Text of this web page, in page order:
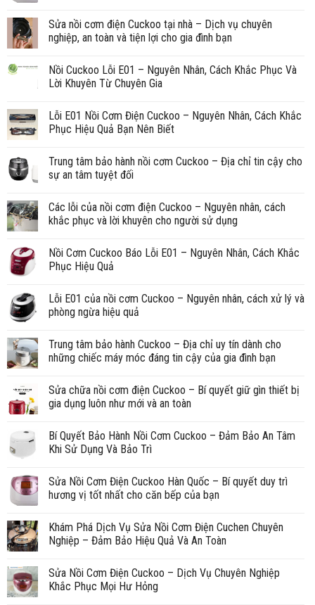
Sửa nồi cơm điện Cuckoo tại nhà – Dịch vụ chuyên
nghiệp, an toàn và tiện lợi cho gia đình bạn
Nồi Cuckoo Lỗi E01 – Nguyên Nhân, Cách Khắc Phục Và
Lời Khuyên Từ Chuyên Gia
Lỗi E01 Nồi Cơm Điện Cuckoo – Nguyên Nhân, Cách Khắc
Phục Hiệu Quả Bạn Nên Biết
Trung tâm bảo hành nồi cơm Cuckoo – Địa chỉ tin cậy cho
sự an tâm tuyệt đối
Các lỗi của nồi cơm điện Cuckoo – Nguyên nhân, cách
khắc phục và lời khuyên cho người sử dụng
Nồi Cơm Cuckoo Báo Lỗi E01 – Nguyên Nhân, Cách Khắc
Phục Hiệu Quả
Lỗi E01 của nồi cơm Cuckoo – Nguyên nhân, cách xử lý và
phòng ngừa hiệu quả
Trung tâm bảo hành Cuckoo – Địa chỉ uy tín dành cho
những chiếc máy móc đáng tin cậy của gia đình bạn
Sửa chữa nồi cơm điện Cuckoo – Bí quyết giữ gìn thiết bị
gia dụng luôn như mới và an toàn
Bí Quyết Bảo Hành Nồi Cơm Cuckoo – Đảm Bảo An Tâm
Khi Sử Dụng Và Bảo Trì
Sửa Nồi Cơm Điện Cuckoo Hàn Quốc – Bí quyết duy trì
hương vị tốt nhất cho căn bếp của bạn
Khám Phá Dịch Vụ Sửa Nồi Cơm Điện Cuchen Chuyên
Nghiệp – Đảm Bảo Hiệu Quả Và An Toàn
Sửa Nồi Cơm Điện Cuckoo – Dịch Vụ Chuyên Nghiệp
Khắc Phục Mọi Hư Hỏng